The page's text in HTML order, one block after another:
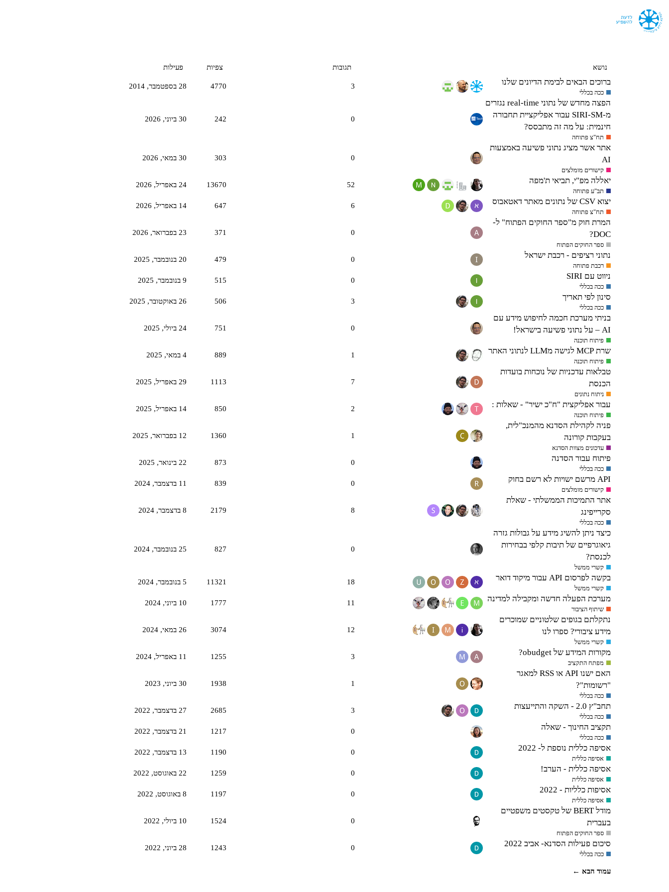
נושא תגובות צפיות פעילות
ברוכים הבאים לבימת הדיונים שלנו
ככה בכללי
3
4770 28 בספטמבר,‏ 2014
הפצה מחדש של נתוני real-time נגזרים
מ-SIRI-SM עבור אפליקציית תחבורה
חינמית: על מה זה מתבסס?
תח"צ פתוחה
0
242 30 ביוני,‏ 2026
אתר אשר מציג נתוני פשיעה באמצעות
AI
קישורים מומלצים
0
303 30 במאי,‏ 2026
יאללה מפ"י, תביאי ת'מפה
תב"ע פתוחה
52
13670 24 באפריל,‏ 2026
יצוא CSV של נתונים מאתר דאטאבוס
תח"צ פתוחה
6
647 14 באפריל,‏ 2026
המרת חוק מ"ספר החוקים הפתוח" ל-
DOC?
ספר החוקים הפתוח
0
371 23 בפברואר,‏ 2026
נתוני רציפים - רכבת ישראל
רכבת פתוחה
0
479 20 בנובמבר,‏ 2025
ניווט עם SIRI
ככה בכללי
0
515 9 בנובמבר,‏ 2025
סינון לפי תאריך
ככה בכללי
3
506 26 באוקטובר,‏ 2025
בניתי מערכת חכמה לחיפוש מידע עם
AI – על נתוני פשיעה בישראל!
פיתוח תוכנה
0
751 24 ביולי,‏ 2025
שרת MCP לגישה מLLM לנתוני האתר
פיתוח תוכנה
1
889 4 במאי,‏ 2025
טבלאות עדכניות של נוכחות בועדות
הכנסת
ניתוח נתונים
7
1113 29 באפריל,‏ 2025
עבור אפליקצית "ח"כ ישיר" - שאלות :
פיתוח תוכנה
2
850 14 באפריל,‏ 2025
פניה לקהילת הסדנא מהמנכ"לית,
בעקבות קורונה
עדכונים מצוות הסדנא
1
1360 12 בפברואר,‏ 2025
פיתוח עבור הסדנה
ככה בכללי
0
873 22 בינואר,‏ 2025
API מרשם ישויות לא רשם בחוק
קישורים מומלצים
0
839 11 בדצמבר,‏ 2024
אתר התמיכות הממשלתי - שאלת
סקרייפינג
ככה בכללי
8
2179 8 בדצמבר,‏ 2024
כיצד ניתן להשיג מידע על גבולות גזרה
גיאוגרפיים של תיבות קלפי בבחירות
לכנסת?
קשרי ממשל
0
827 25 בנובמבר,‏ 2024
בקשה לפרסום API עבור מיקוד דואר
קשרי ממשל
18
11321 5 בנובמבר,‏ 2024
מערכת הפעלה חדשה ומקבילה למדינה
שיתוף הציבור
11
1777 10 ביוני,‏ 2024
נתקלתם בגופים שלטוניים שמוכרים
מידע ציבורי? ספרו לנו
קשרי ממשל
12
3074 26 במאי,‏ 2024
מקורות המידע של obudget?
מפתח התקציב
3
1255 11 באפריל,‏ 2024
האם ישנו API או RSS למאגר
"רשומות"?‎
ככה בכללי
1
1938 30 ביוני,‏ 2023
תחב"ץ 2.0 - השקה והתייעצות
ככה בכללי
3
2685 27 בדצמבר,‏ 2022
תקציב החינוך - שאלה
ככה בכללי
0
1217 21 בדצמבר,‏ 2022
אסיפה כללית נוספת ל- 2022
אסיפה כללית
0
1190 13 בדצמבר,‏ 2022
אסיפה כללית - הערב!
אסיפה כללית
0
1259 22 באוגוסט,‏ 2022
אסיפות כלליות - 2022
אסיפה כללית
0
1197 8 באוגוסט,‏ 2022
מודל BERT של טקסטים משפטיים
בעברית
ספר החוקים הפתוח
0
1524 10 ביולי,‏ 2022
סיכום פעילות הסדנא- אביב 2022
ככה בכללי
0
1243 28 ביוני,‏ 2022
עמוד הבא ←